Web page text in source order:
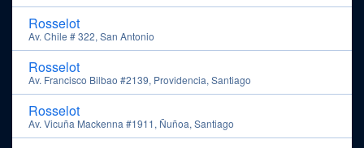
Rosselot
Av. Chile # 322, San Antonio
Rosselot
Av. Francisco Bilbao #2139, Providencia, Santiago
Rosselot
Av. Vicuña Mackenna #1911, Ñuñoa, Santiago